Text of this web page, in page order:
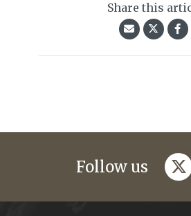
Share this
Follow us